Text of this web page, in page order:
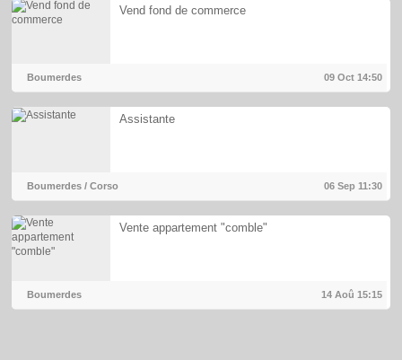
Vend fond de commerce
Boumerdes 09 Oct14:50
Assistante
Boumerdes / Corso 06 Sep11:30
Vente appartement "comble"
Boumerdes 14 Aoû15:15